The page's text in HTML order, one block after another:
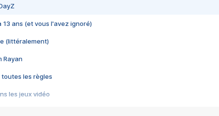
13 ans (et vous l'avez ignoré)
(littéralement)
Rayan
toutes les règles
les jeux vidéo